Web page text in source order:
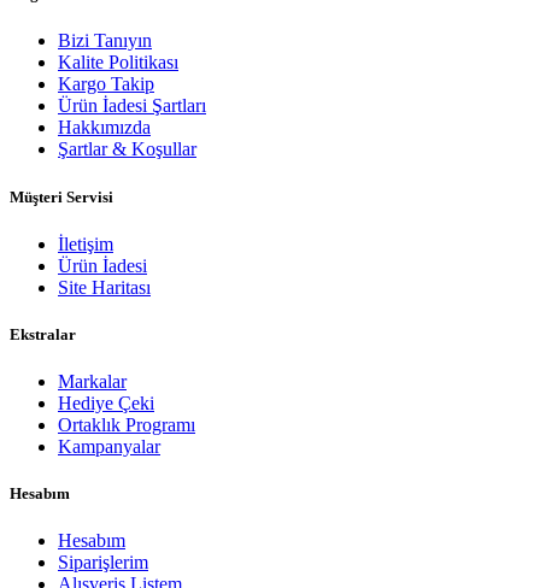
Bizi Tanıyın
Kalite Politikası
Kargo Takip
Ürün İadesi Şartları
Hakkımızda
Şartlar & Koşullar
Müşteri Servisi
İletişim
Ürün İadesi
Site Haritası
Ekstralar
Markalar
Hediye Çeki
Ortaklık Programı
Kampanyalar
Hesabım
Hesabım
Siparişlerim